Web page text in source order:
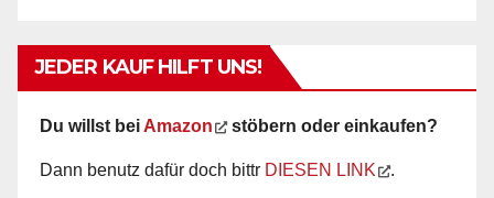
JEDER KAUF HILFT UNS!
Du willst beiAmazon stöbern oder einkaufen?
Dann benutz dafür doch bittr DIESEN LINK .